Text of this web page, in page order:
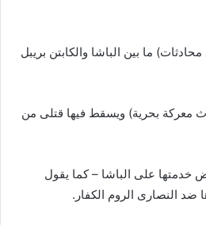
1804 (تجري محادثات) ما بين الباشا والكابتن بريبل
أغسطس 1804 تحدث معركة بحرية) ويسقط فيها قتلى من
خدمتها على الباشا – كما يقول
ضد النصارى الروم الكفار.